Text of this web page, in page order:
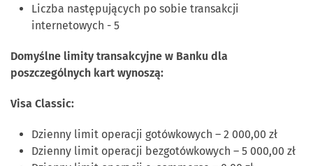
Liczba następujących po sobie transakcji
internetowych - 5
Domyślne limity transakcyjne w Banku dla
poszczególnych kart wynoszą:
Visa Classic:
Dzienny limit operacji gotówkowych – 2 000,00 zł
Dzienny limit operacji bezgotówkowych – 5 000,00 zł